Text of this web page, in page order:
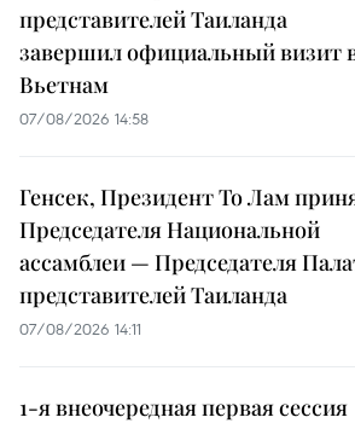
представителей Таиланда
завершил официальный визит
Вьетнам
07/08/2026 14:58
Генсек, Президент То Лам
Председателя Национальной
ассамблеи — Председателя
представителей Таиланда
07/08/2026 14:11
1-я внеочередная первая сессия